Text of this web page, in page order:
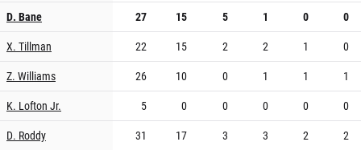
D. Bane
27 15 5 1 0
0
X. Tillman
22 15 2 2 1
0
Z. Williams
26 10 0 1 1
1
K. Lofton Jr.
5 0 0 0 0
0
D. Roddy
31 17 3 3 2
2